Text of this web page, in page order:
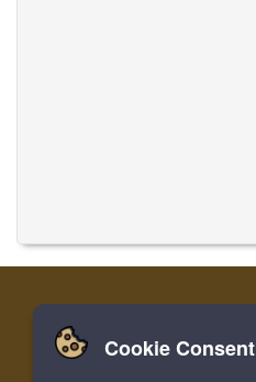
Zuhause Einloggen
Cookie Consent